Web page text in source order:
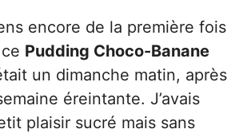
encore de la première fois
Pudding Choco-Banane
un dimanche matin, après
éreintante. J’avais
plaisir sucré mais sans